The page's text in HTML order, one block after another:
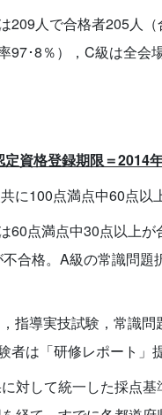
209人で合格者205人
97･8％），C級は全会
資格登録期限＝2014
に100点満点中60点以
60点満点中30点以上
不合格。A級の常識問
指導実技試験，常識
者は「研修レポート」
対して統一した採点